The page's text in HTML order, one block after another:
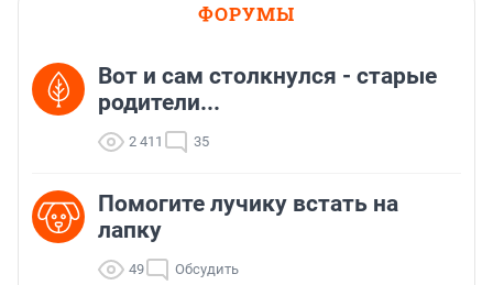
ФОРУМЫ
Вот и сам столкнулся - старые
родители...
2 411 35
Помогите лучику встать на
лапку
49 Обсудить